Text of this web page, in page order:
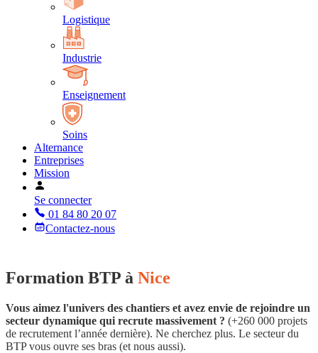
Logistique
Industrie
Enseignement
Soins
Alternance
Entreprises
Mission
Se connecter
01 84 80 20 07
Contactez-nous
Formation BTP à Nice
Vous aimez l'univers des chantiers et avez envie de rejoindre un
secteur dynamique qui recrute massivement ? (+260 000 projets
de recrutement l’année dernière). Ne cherchez plus. Le secteur du
BTP vous ouvre ses bras (et nous aussi).